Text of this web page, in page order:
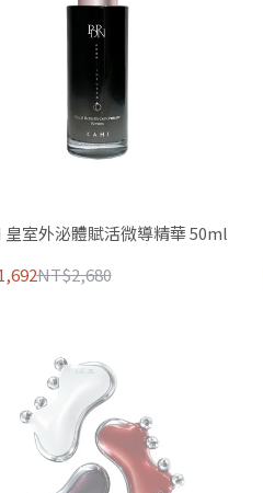
皇室外泌體賦活微導精華 50ml
NT$2,680